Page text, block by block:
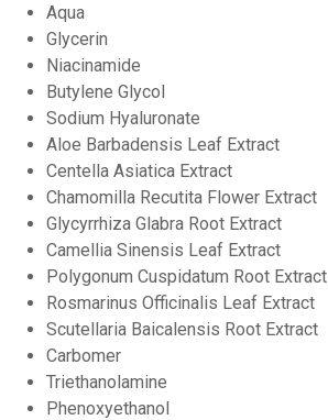
Aqua
Glycerin
Niacinamide
Butylene Glycol
Sodium Hyaluronate
Aloe Barbadensis Leaf Extract
Centella Asiatica Extract
Chamomilla Recutita Flower Extract
Glycyrrhiza Glabra Root Extract
Camellia Sinensis Leaf Extract
Polygonum Cuspidatum Root Extract
Rosmarinus Officinalis Leaf Extract
Scutellaria Baicalensis Root Extract
Carbomer
Triethanolamine
Phenoxyethanol